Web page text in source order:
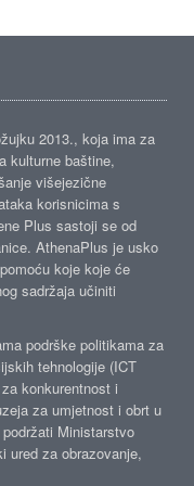
2013., koja ima za
kulturne baštine,
višejezične
korisnicima s
Plus sastoji se od
AthenaPlus je usko
koje koje će
sadržaja učiniti
podrške politikama za
tehnologije (ICT
konkurentnost i
za umjetnost i obrt u
Ministarstvo
ured za obrazovanje,